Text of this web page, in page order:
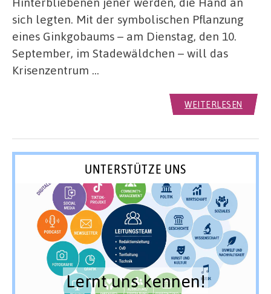
sich legten. Mit der symbolischen Pflanzung
eines Ginkgobaums – am Dienstag, den 10.
September, im Stadewäldchen – will das
Krisenzentrum …
WEITERLESEN
UNTERSTÜTZE UNS
Lernt uns kennen!